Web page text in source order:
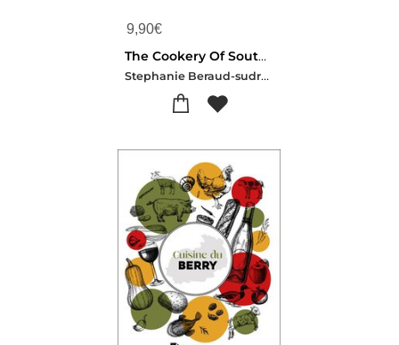
9,90€
The Cookery Of South-west France
Stephanie Beraud-sudreau-Claude Prigent